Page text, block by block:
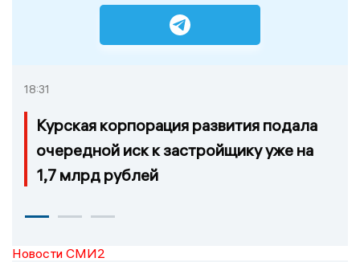
18:31
Курская корпорация развития подала
очередной иск к застройщику уже на
1,7 млрд рублей
Новости СМИ2